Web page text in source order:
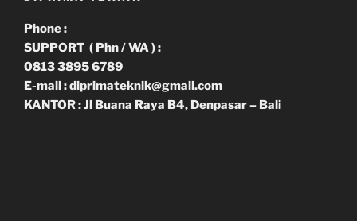
Phone :
SUPPORT ( Phn / WA ) :
0813 3895 6789
E-mail : diprimateknik@gmail.com
KANTOR : Jl Buana Raya B4, Denpasar – Bali